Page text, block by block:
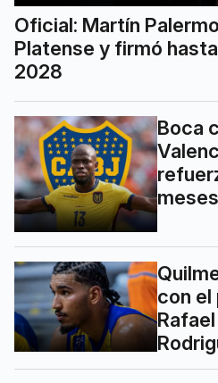
Oficial: Martín
Platense y firmó
2028
Boca
meses
con el